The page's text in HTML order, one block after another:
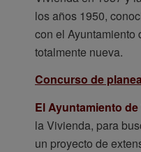
los años 1950,
con el Ayuntamiento
totalmente nueva.
Concurso de
El Ayuntamiento
la Vivienda, para
un proyecto de